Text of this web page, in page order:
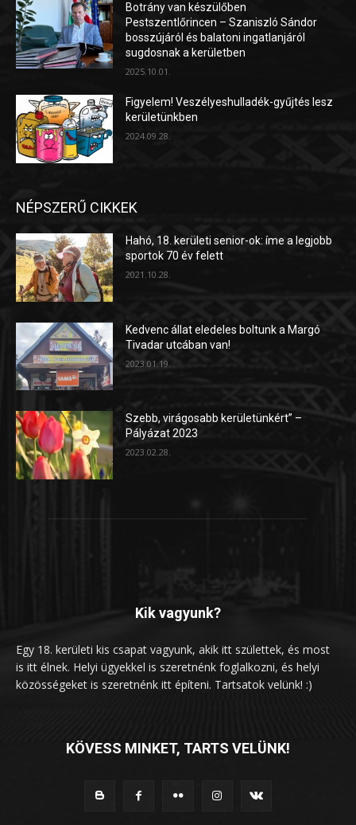
Botrány van készülőben
Pestszentlőrincen – Szaniszló Sándor
bosszújáról és balatoni ingatlanjáról
sugdosnak a kerületben
2025.10.01.
Figyelem! Veszélyeshulladék-gyűjtés lesz
kerületünkben
2024.09.28.
NÉPSZERŰ CIKKEK
Hahó, 18. kerületi senior-ok: íme a legjobb
sportok 70 év felett
2021.10.28.
Kedvenc állat eledeles boltunk a Margó
Tivadar utcában van!
2023.01.19.
Szebb, virágosabb kerületünkért” –
Pályázat 2023
2023.02.28.
Kik vagyunk?
Egy 18. kerületi kis csapat vagyunk, akik itt születtek, és most
is itt élnek. Helyi ügyekkel is szeretnénk foglalkozni, és helyi
közösségeket is szeretnénk itt építeni. Tartsatok velünk! :)
KÖVESS MINKET, TARTS VELÜNK!